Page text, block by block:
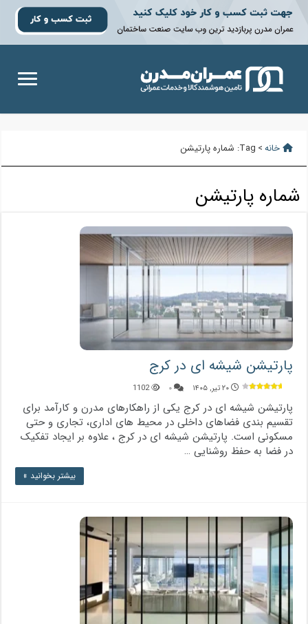
خانه>
Tag: شماره پارتیشن
شماره پارتیشن
پارتیشن شیشه ای در کرج
۲۰ تیر, ۱۴۰۵ ۰ 1102
پارتیشن شیشه ای در کرج یکی از راهکارهای مدرن و کارآمد برای
تقسیم ‌بندی فضاهای داخلی در محیط های اداری، تجاری و حتی
مسکونی است. پارتیشن شیشه ای در کرج ، علاوه بر ایجاد تفکیک
در فضا به حفظ روشنایی …
بیشتر بخوانید »